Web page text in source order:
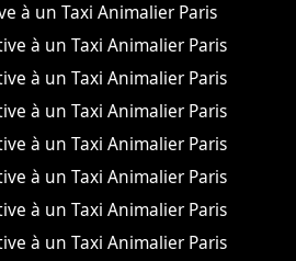
à un Taxi Animalier Paris
à un Taxi Animalier Paris
à un Taxi Animalier Paris
à un Taxi Animalier Paris
à un Taxi Animalier Paris
à un Taxi Animalier Paris
à un Taxi Animalier Paris
à un Taxi Animalier Paris